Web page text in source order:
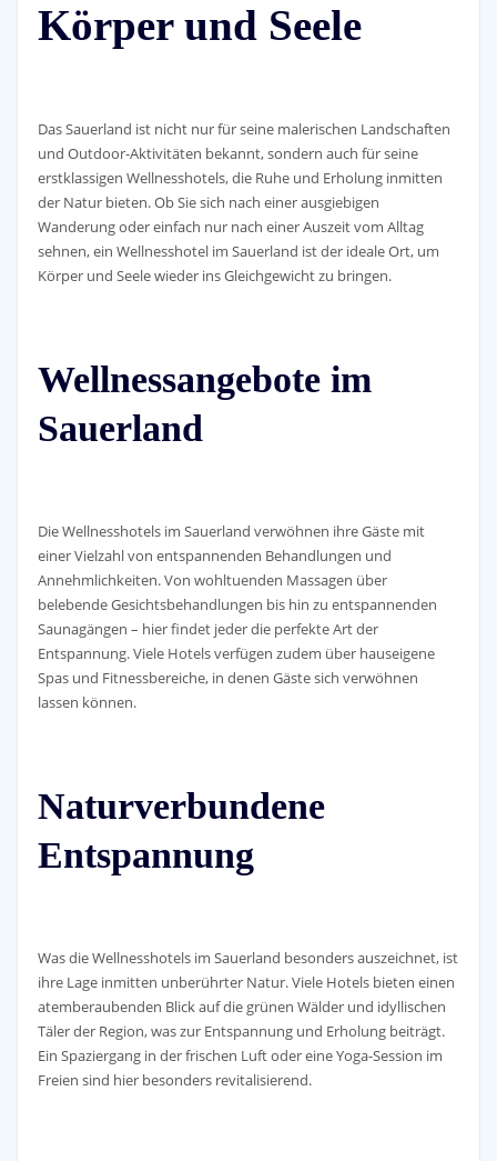
Körper und Seele
Das Sauerland ist nicht nur für seine malerischen Landschaften
und Outdoor-Aktivitäten bekannt, sondern auch für seine
erstklassigen Wellnesshotels, die Ruhe und Erholung inmitten
der Natur bieten. Ob Sie sich nach einer ausgiebigen
Wanderung oder einfach nur nach einer Auszeit vom Alltag
sehnen, ein Wellnesshotel im Sauerland ist der ideale Ort, um
Körper und Seele wieder ins Gleichgewicht zu bringen.
Wellnessangebote im
Sauerland
Die Wellnesshotels im Sauerland verwöhnen ihre Gäste mit
einer Vielzahl von entspannenden Behandlungen und
Annehmlichkeiten. Von wohltuenden Massagen über
belebende Gesichtsbehandlungen bis hin zu entspannenden
Saunagängen – hier findet jeder die perfekte Art der
Entspannung. Viele Hotels verfügen zudem über hauseigene
Spas und Fitnessbereiche, in denen Gäste sich verwöhnen
lassen können.
Naturverbundene
Entspannung
Was die Wellnesshotels im Sauerland besonders auszeichnet, ist
ihre Lage inmitten unberührter Natur. Viele Hotels bieten einen
atemberaubenden Blick auf die grünen Wälder und idyllischen
Täler der Region, was zur Entspannung und Erholung beiträgt.
Ein Spaziergang in der frischen Luft oder eine Yoga-Session im
Freien sind hier besonders revitalisierend.